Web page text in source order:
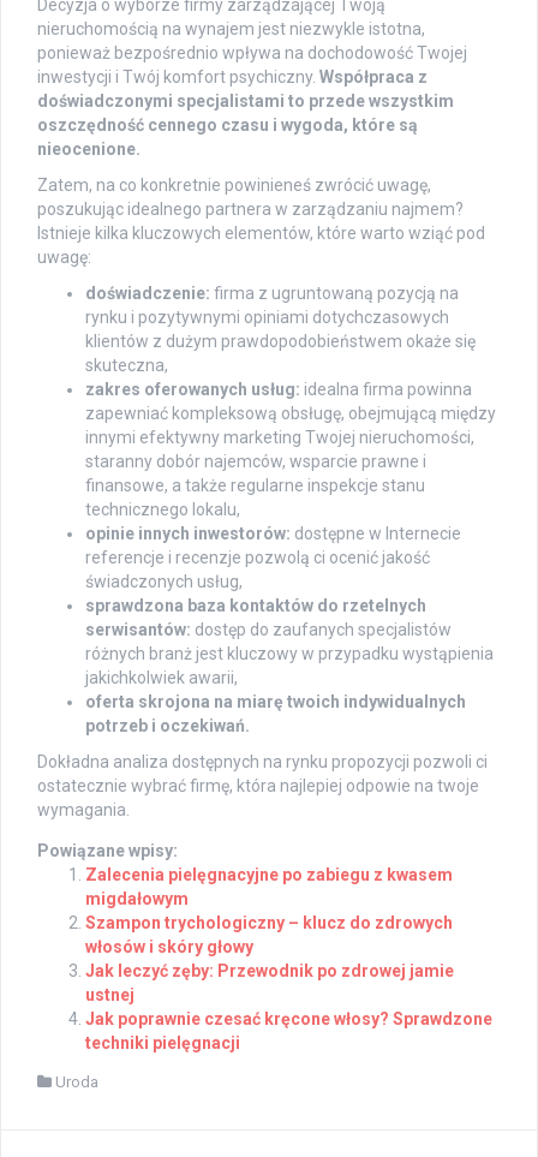
Decyzja o wyborze firmy zarządzającej Twoją
nieruchomością na wynajem jest niezwykle istotna,
ponieważ bezpośrednio wpływa na dochodowość Twojej
inwestycji i Twój komfort psychiczny. Współpraca z
doświadczonymi specjalistami to przede wszystkim
oszczędność cennego czasu i wygoda, które są
nieocenione.
Zatem, na co konkretnie powinieneś zwrócić uwagę,
poszukując idealnego partnera w zarządzaniu najmem?
Istnieje kilka kluczowych elementów, które warto wziąć pod
uwagę:
doświadczenie: firma z ugruntowaną pozycją na
rynku i pozytywnymi opiniami dotychczasowych
klientów z dużym prawdopodobieństwem okaże się
skuteczna,
zakres oferowanych usług: idealna firma powinna
zapewniać kompleksową obsługę, obejmującą między
innymi efektywny marketing Twojej nieruchomości,
staranny dobór najemców, wsparcie prawne i
finansowe, a także regularne inspekcje stanu
technicznego lokalu,
opinie innych inwestorów: dostępne w Internecie
referencje i recenzje pozwolą ci ocenić jakość
świadczonych usług,
sprawdzona baza kontaktów do rzetelnych
serwisantów: dostęp do zaufanych specjalistów
różnych branż jest kluczowy w przypadku wystąpienia
jakichkolwiek awarii,
oferta skrojona na miarę twoich indywidualnych
potrzeb i oczekiwań.
Dokładna analiza dostępnych na rynku propozycji pozwoli ci
ostatecznie wybrać firmę, która najlepiej odpowie na twoje
wymagania.
Powiązane wpisy:
Zalecenia pielęgnacyjne po zabiegu z kwasem
migdałowym
Szampon trychologiczny – klucz do zdrowych
włosów i skóry głowy
Jak leczyć zęby: Przewodnik po zdrowej jamie
ustnej
Jak poprawnie czesać kręcone włosy? Sprawdzone
techniki pielęgnacji
Uroda